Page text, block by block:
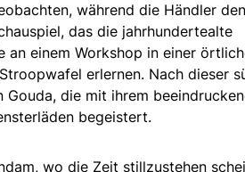
während die Händler
das die jahrhundertealte
an einem Workshop in einer
erlernen. Nach dieser
die mit ihrem
begeistert.
wo die Zeit stillzustehen